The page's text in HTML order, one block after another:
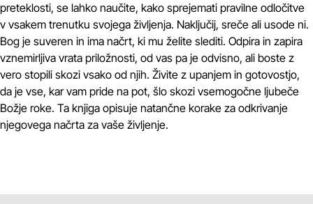
preteklosti, se lahko naučite, kako sprejemati pravilne odločitve
v vsakem trenutku svojega življenja. Naključij, sreče ali usode ni.
Bog je suveren in ima načrt, ki mu želite slediti. Odpira in zapira
vznemirljiva vrata priložnosti, od vas pa je odvisno, ali boste z
vero stopili skozi vsako od njih. Živite z upanjem in gotovostjo,
da je vse, kar vam pride na pot, šlo skozi vsemogočne ljubeče
Božje roke. Ta knjiga opisuje natančne korake za odkrivanje
njegovega načrta za vaše življenje.